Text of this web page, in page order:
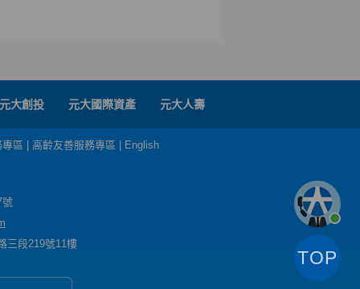
元大創投 元大國際資產 元大人壽
區 高齡友善服務專區 English
號
三段219號11樓
TOP